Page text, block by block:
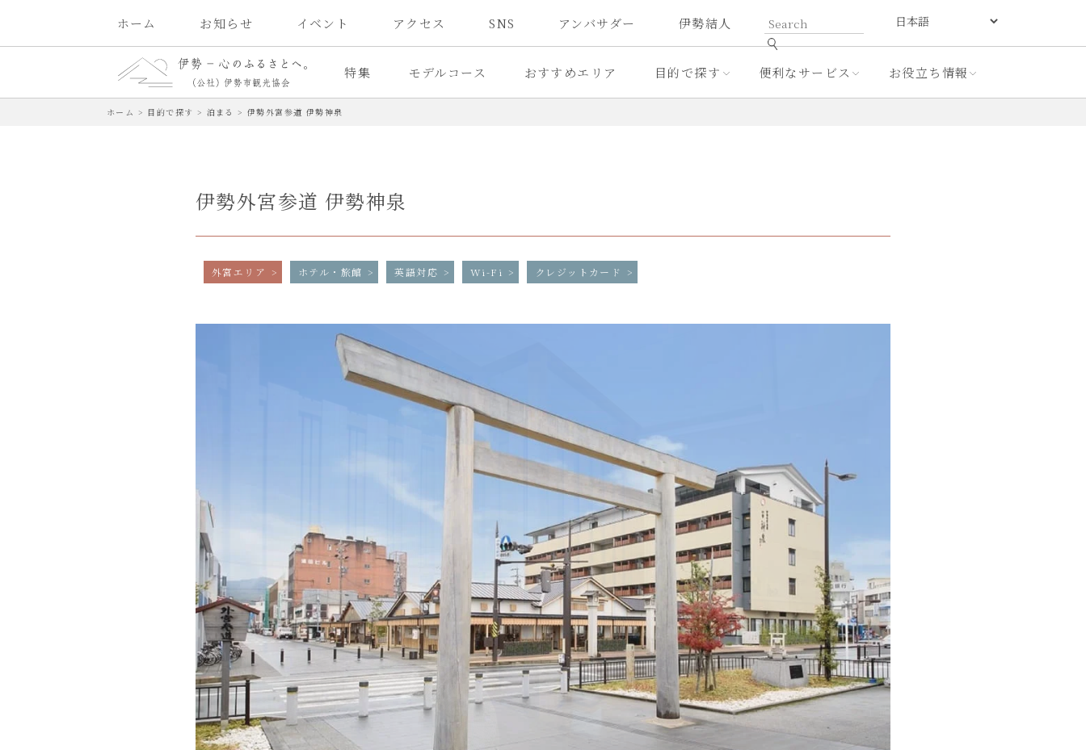
ホーム お知らせ イベント アクセス SNS アンバサダー 伊勢結人
特集 モデルコース おすすめエリア 目的で探す 便利なサービス お役立ち情報
ホーム > 目的で探す > 泊まる >伊勢外宮参道 伊勢神泉
伊勢外宮参道 伊勢神泉
外宮エリア ホテル・旅館 英語対応 Wi-Fi クレジットカード